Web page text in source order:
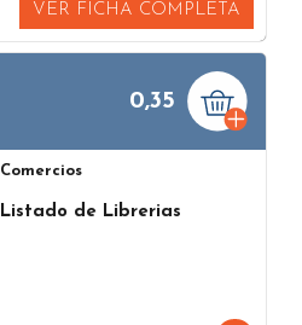
VER FICHA COMPLETA
0,35
Comercios
Listado de Librerias